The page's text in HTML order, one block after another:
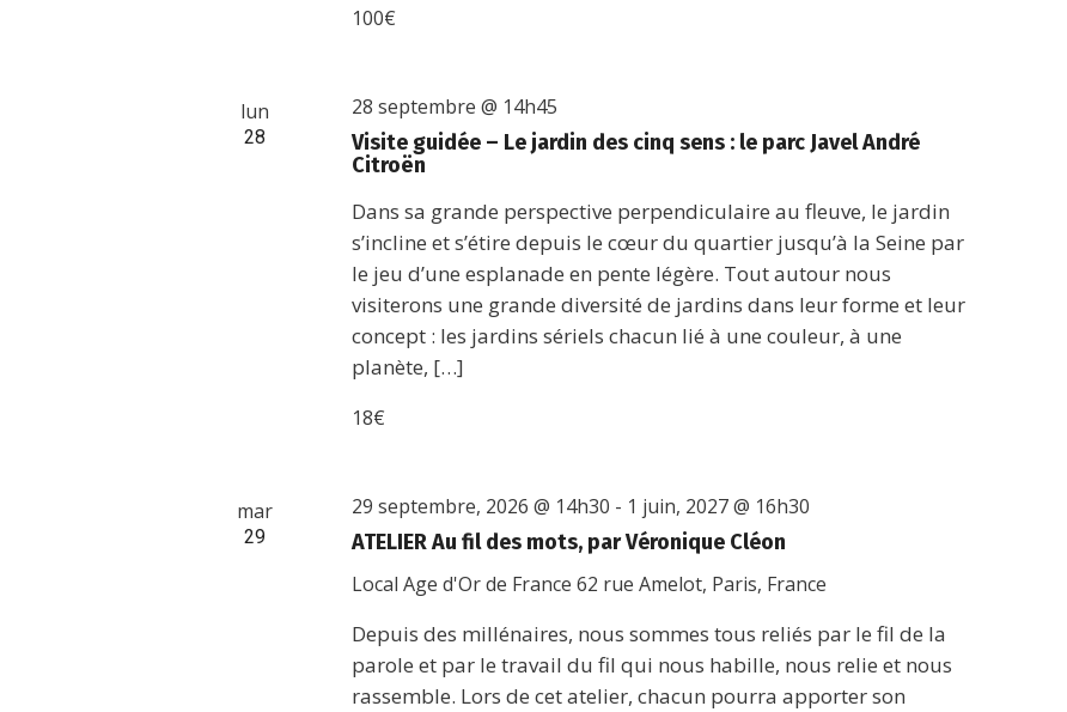
100€
lun
28
Visite guidée – Le jardin des cinq sens : le parc Javel André
Citroën
28 septembre @ 14h45
Dans sa grande perspective perpendiculaire au fleuve, le jardin
s’incline et s’étire depuis le cœur du quartier jusqu’à la Seine par
le jeu d’une esplanade en pente légère. Tout autour nous
visiterons une grande diversité de jardins dans leur forme et leur
concept : les jardins sériels chacun lié à une couleur, à une
planète, […]
18€
mar
29 ATELIER Au fil des mots, par Véronique Cléon
29 septembre, 2026 @ 14h30 - 1 juin, 2027 @ 16h30
Local Age d'Or de France62 rue Amelot, Paris, France
Depuis des millénaires, nous sommes tous reliés par le fil de la
parole et par le travail du fil qui nous habille, nous relie et nous
rassemble. Lors de cet atelier, chacun pourra apporter son